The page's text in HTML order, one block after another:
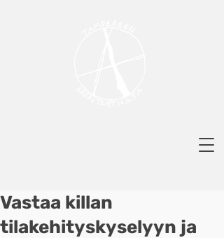
Vastaa killan
tilakehityskyselyyn ja